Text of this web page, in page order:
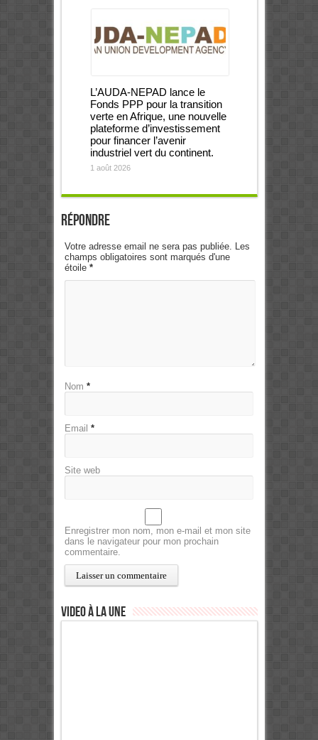
L’AUDA-NEPAD lance le
Fonds PPP pour la transition
verte en Afrique, une nouvelle
plateforme d’investissement
pour financer l’avenir
industriel vert du continent.
1 août 2026
Répondre
Votre adresse email ne sera pas publiée. Les
champs obligatoires sont marqués d'une
étoile *
Nom *
Email *
Site web
Enregistrer mon nom, mon e-mail et mon site
dans le navigateur pour mon prochain
commentaire.
Video à la Une